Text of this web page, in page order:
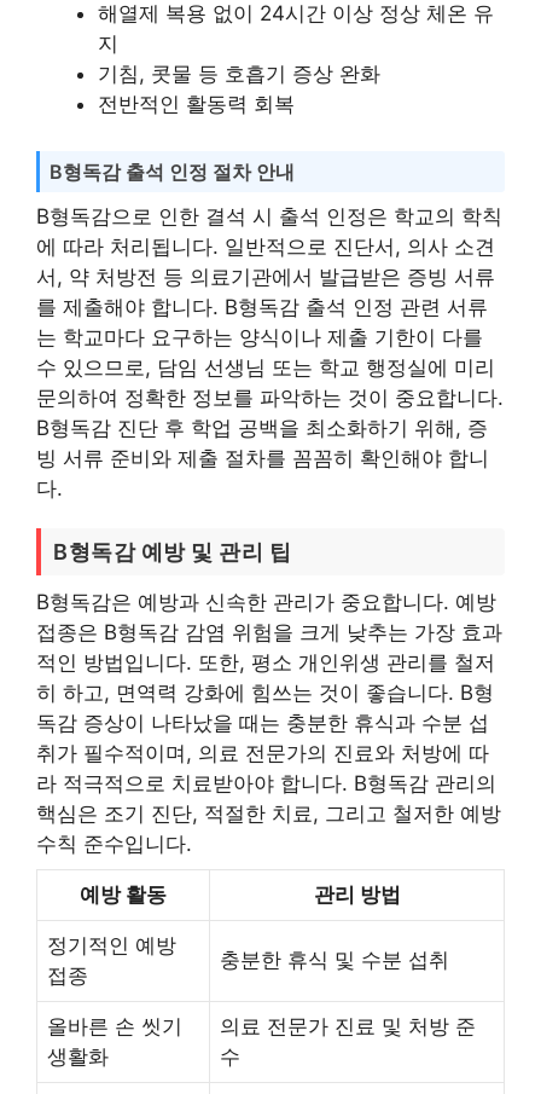
해열제 복용 없이 24시간 이상 정상 체온 유
지
기침, 콧물 등 호흡기 증상 완화
전반적인 활동력 회복
B형독감 출석 인정 절차 안내
B형독감으로 인한 결석 시 출석 인정은 학교의 학칙
에 따라 처리됩니다. 일반적으로 진단서, 의사 소견
서, 약 처방전 등 의료기관에서 발급받은 증빙 서류
를 제출해야 합니다. B형독감 출석 인정 관련 서류
는 학교마다 요구하는 양식이나 제출 기한이 다를
수 있으므로, 담임 선생님 또는 학교 행정실에 미리
문의하여 정확한 정보를 파악하는 것이 중요합니다.
B형독감 진단 후 학업 공백을 최소화하기 위해, 증
빙 서류 준비와 제출 절차를 꼼꼼히 확인해야 합니
다.
B형독감 예방 및 관리 팁
B형독감은 예방과 신속한 관리가 중요합니다. 예방
접종은 B형독감 감염 위험을 크게 낮추는 가장 효과
적인 방법입니다. 또한, 평소 개인위생 관리를 철저
히 하고, 면역력 강화에 힘쓰는 것이 좋습니다. B형
독감 증상이 나타났을 때는 충분한 휴식과 수분 섭
취가 필수적이며, 의료 전문가의 진료와 처방에 따
라 적극적으로 치료받아야 합니다. B형독감 관리의
핵심은 조기 진단, 적절한 치료, 그리고 철저한 예방
수칙 준수입니다.
예방 활동 관리 방법
정기적인 예방
접종
충분한 휴식 및 수분 섭취
올바른 손 씻기
생활화
의료 전문가 진료 및 처방 준
수